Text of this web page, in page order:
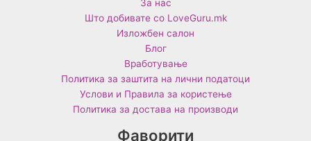
За нас
Што добивате со LoveGuru.mk
Изложбен салон
Блог
Вработување
Политика за заштита на лични податоци
Услови и Правила за користење
Политика за достава на производи
Фаворити